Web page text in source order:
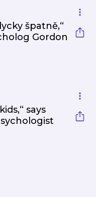
špatně,“
Gordon
says